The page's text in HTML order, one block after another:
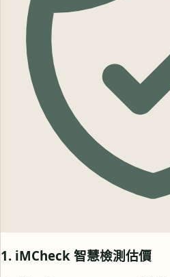
1. iMCheck 智慧檢測估價